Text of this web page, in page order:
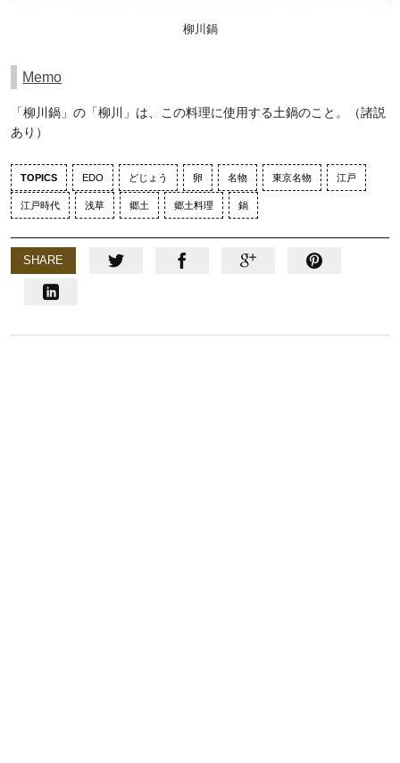
柳川鍋
Memo
「柳川鍋」の「柳川」は、この料理に使用する土鍋のこと。（諸説
あり）
TOPICS EDO どじょう 卵 名物 東京名物 江戸
江戸時代 浅草 郷土 郷土料理 鍋
SHARE